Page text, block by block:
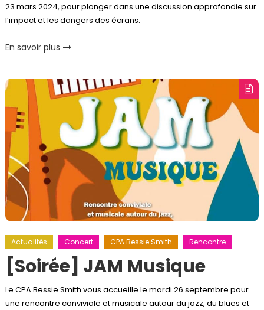
23 mars 2024, pour plonger dans une discussion approfondie sur
l’impact et les dangers des écrans.
En savoir plus
Actualités Concert CPA Bessie Smith Rencontre
[Soirée] JAM Musique
Le CPA Bessie Smith vous accueille le mardi 26 septembre pour
une rencontre conviviale et musicale autour du jazz, du blues et